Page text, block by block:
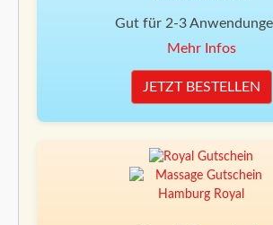
Gut für 2-3
Mehr Infos
JETZT BESTELLEN